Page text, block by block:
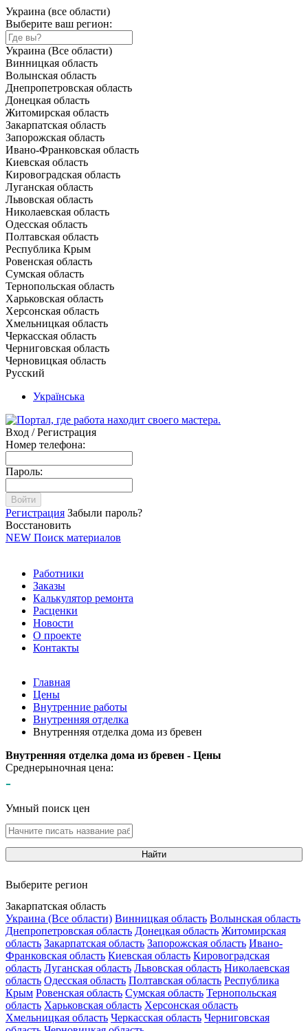
Украина (все области)
Выберите ваш регион:
Украина (Все области)
Винницкая область
Волынская область
Днепропетровская область
Донецкая область
Житомирская область
Закарпатская область
Запорожская область
Ивано-Франковская область
Киевская область
Кировоградская область
Луганская область
Львовская область
Николаевская область
Одесская область
Полтавская область
Республика Крым
Ровенская область
Сумская область
Тернопольская область
Харьковская область
Херсонская область
Хмельницкая область
Черкасская область
Черниговская область
Черновицкая область
Русский
Українська
Вход / Регистрация
Номер телефона:
Пароль:
Войти
Регистрация Забыли пароль?
Восстановить
NEW Поиск материалов
Работники
Заказы
Калькулятор ремонта
Расценки
Новости
О проекте
Контакты
Главная
Цены
Внутренние работы
Внутренняя отделка
Внутренняя отделка дома из бревен
Внутренняя отделка дома из бревен - Цены
Среднерыночная цена:
-
Умный поиск цен
Найти
Выберите регион
Закарпатская область
Украина (Все области) Винницкая область Волынская область
Днепропетровская область Донецкая область Житомирская
область Закарпатская область Запорожская область Ивано-
Франковская область Киевская область Кировоградская
область Луганская область Львовская область Николаевская
область Одесская область Полтавская область Республика
Крым Ровенская область Сумская область Тернопольская
область Харьковская область Херсонская область
Хмельницкая область Черкасская область Черниговская